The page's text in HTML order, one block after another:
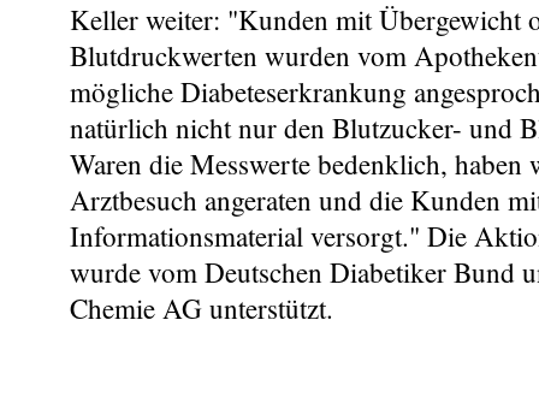
Keller weiter: "Kunden mit Übergewicht
Blutdruckwerten wurden vom
mögliche Diabeteserkrankung
natürlich nicht nur den Blutzucker- und
Waren die Messwerte bedenklich, haben
Arztbesuch angeraten und die Kunden
Informationsmaterial versorgt." Die
wurde vom Deutschen Diabetiker Bund
Chemie AG unterstützt.